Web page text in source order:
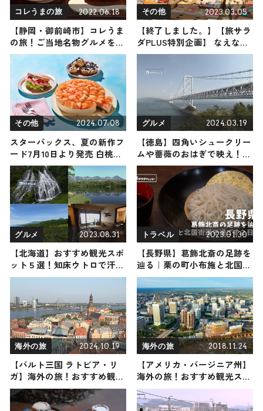
コレうまの旅 2022.06.18
【静岡・御前崎市】コレうま
の旅！ご当地名物グルメをお
届け
その他 2023.03.05
【終了しました。】【旅サラ
ダPLUS特別企画】 なえなの
チョイスのカワイイ台湾雑貨
プレゼント！抽選で8名様に
当たる！
その他 2024.07.08
スターバックス、夏の新作フ
ード7月10日より発売 白桃＆
アールグレイケーキ・クッキ
ー＆クリームドーナツ再登場
など
グルメ 2024.03.19
【徳島】四角いシュークリー
ムや薔薇のおはぎで映え！/
おすすめパン屋3選
グルメ 2023.08.31
【北海道】おすすめ観光スポ
ット５選！知床ウトロで汗を
流し整う旅
トラベル 2023.01.30
【長野県】葛飾北斎の足跡を
辿る｜栗の町小布施と北国街
道で過ごす２日間
海外の旅 2024.10.19
【バルト三国 ラトビア・リ
ガ】海外の旅！おすすめ観光
スポットやグルメをリポート
2024年10月19日放送
海外の旅 2018.11.24
【アメリカ・バージニア州】
海外の旅！おすすめ観光スポ
ットやグルメをリポート